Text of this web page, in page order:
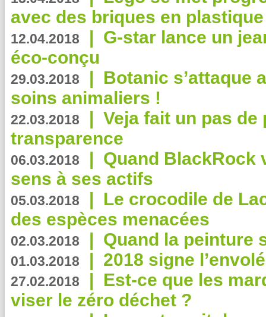
avec des briques en
12.04.2018 | G-star lance un
éco-conçu
29.03.2018 | Botanic s’attaque
soins animaliers !
22.03.2018 | Veja fait un pas de
transparence
06.03.2018 | Quand BlackRock
sens à ses actifs
05.03.2018 | Le crocodile de
des espèces menacées
02.03.2018 | Quand la peinture
01.03.2018 | 2018 signe
27.02.2018 | Est-ce que les
viser le zéro déchet ?